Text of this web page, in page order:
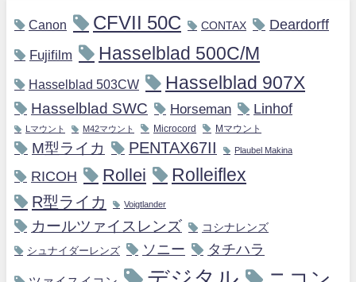
Canon CFVII 50C CONTAX Deardorff
Fujifilm Hasselblad 500C/M
Hasselblad 503CW Hasselblad 907X
Hasselblad SWC Horseman Linhof
Lマウント M42マウント Microcord Mマウント
M型ライカ PENTAX67II Plaubel Makina
RICOH Rollei Rolleiflex
R型ライカ Voigtlander
カールツァイスレンズ コシナレンズ
シュナイダーレンズ ソニー タチハラ